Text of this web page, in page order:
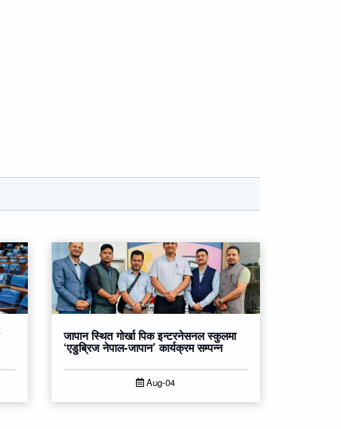
जापान स्थित गोर्खा पिक इन्टरनेसनल स्कुलमा
‘एडुब्रिज नेपाल-जापान’ कार्यक्रम सम्पन्न
Aug-04